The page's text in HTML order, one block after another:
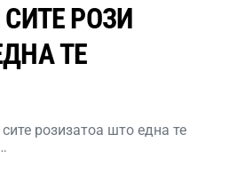
РОЗИ
ТЕ
розизатоа што една те